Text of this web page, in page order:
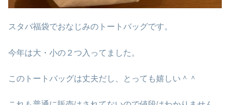
スタバ福袋でおなじみのトートバッグです。
今年は大・小の２つ入ってました。
このトートバッグは丈夫だし、とっても嬉しい＾＾